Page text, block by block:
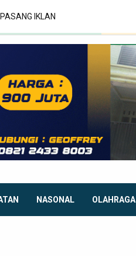
PASANG IKLAN
NASONAL OLAHRAGA